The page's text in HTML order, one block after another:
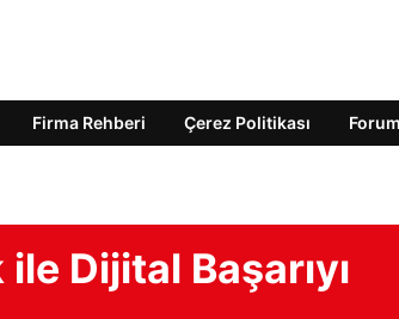
Firma Rehberi Çerez Politikası Forum
Dijital Başarıyı